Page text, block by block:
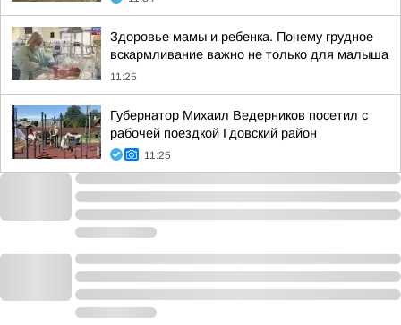
Здоровье мамы и ребенка. Почему грудное
вскармливание важно не только для малыша
11:25
Губернатор Михаил Ведерников посетил с
рабочей поездкой Гдовский район
11:25